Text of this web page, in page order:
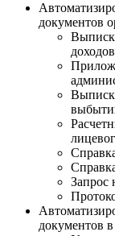
документов
Запрос
документов